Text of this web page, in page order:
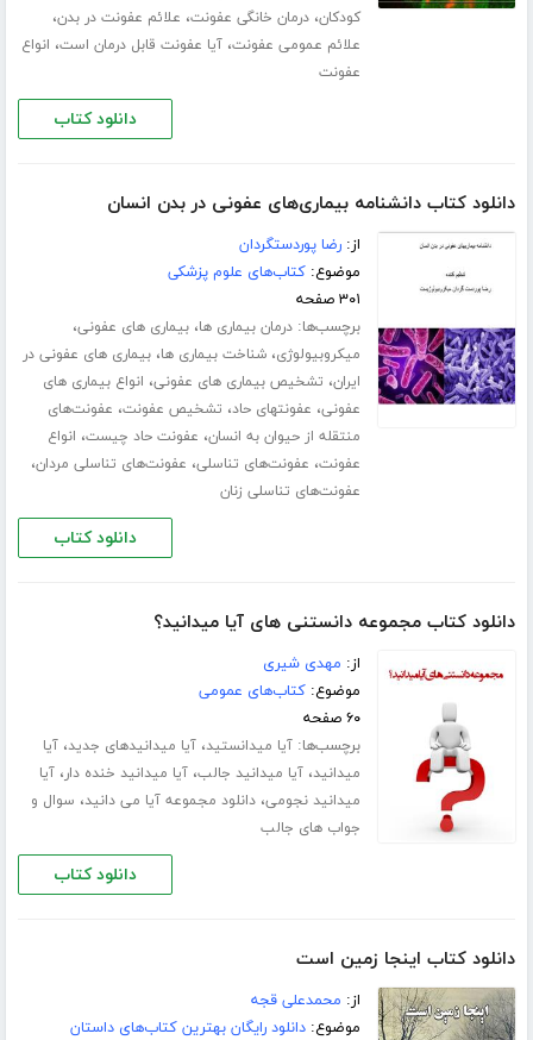
کودکان،درمان خانگی عفونت، علائم عفونت در بدن،
علائم عمومی عفونت،آیا عفونت قابل درمان است، انواع
عفونت
دانلود کتاب
دانلود کتاب دانشنامه بیماری‌های عفونی در بدن انسان
از:رضا پوردستگردان
موضوع:کتاب‌های علوم پزشکی
۳۰۱ صفحه
برچسب‌ها:درمان بیماری ها،بیماری های عفونی،
میکروبیولوژی،شناخت بیماری ها،بیماری های عفونی در
ایران، تشخیص بیماری های عفونی، انواع بیماری های
عفونی، عفونتهای حاد، تشخیص عفونت، عفونت‌های
منتقله از حیوان به انسان، عفونت حاد چیست، انواع
عفونت، عفونت‌های تناسلی، عفونت‌های تناسلی مردان،
عفونت‌های تناسلی زنان
دانلود کتاب
دانلود کتاب مجموعه دانستنی های آیا میدانید؟
از: مهدی شیری
موضوع:کتاب‌های عمومی
۶۰ صفحه
برچسب‌ها:آیا میدانستید،آیا میدانیدهای جدید،آیا
میدانید،آیا میدانید جالب،آیا میدانید خنده دار،آیا
میدانید نجومی،دانلود مجموعه آیا می دانید، سوال و
جواب های جالب
دانلود کتاب
دانلود کتاب اینجا زمین است
از: محمدعلی قجه
موضوع:دانلود رایگان بهترین کتاب‌های داستان